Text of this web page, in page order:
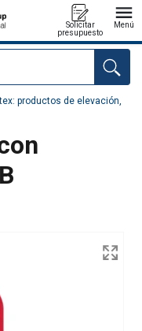
Solicitar
presupuesto
Menú
productos de elevación,